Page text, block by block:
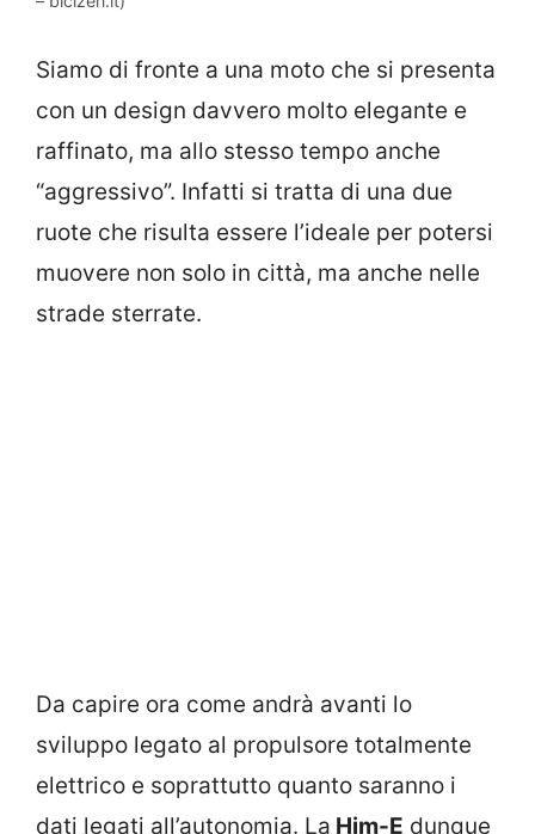
Siamo di fronte a una moto che si presenta
con un design davvero molto elegante e
raffinato, ma allo stesso tempo anche
“aggressivo”. Infatti si tratta di una due
ruote che risulta essere l’ideale per potersi
muovere non solo in città, ma anche nelle
strade sterrate.
Da capire ora come andrà avanti lo
sviluppo legato al propulsore totalmente
elettrico e soprattutto quanto saranno i
dati legati all’autonomia. La Him-E dunque